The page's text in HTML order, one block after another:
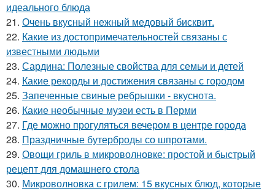
идеального блюда
21. Очень вкусный нежный медовый бисквит.
22. Какие из достопримечательностей связаны с
известными людьми
23. Сардина: Полезные свойства для семьи и детей
24. Какие рекорды и достижения связаны с городом
25. Запеченные свиные ребрышки - вкуснота.
26. Какие необычные музеи есть в Перми
27. Где можно прогуляться вечером в центре города
28. Праздничные бутерброды со шпротами.
29. Овощи гриль в микроволновке: простой и быстрый
рецепт для домашнего стола
30. Микроволновка с грилем: 15 вкусных блюд, которые